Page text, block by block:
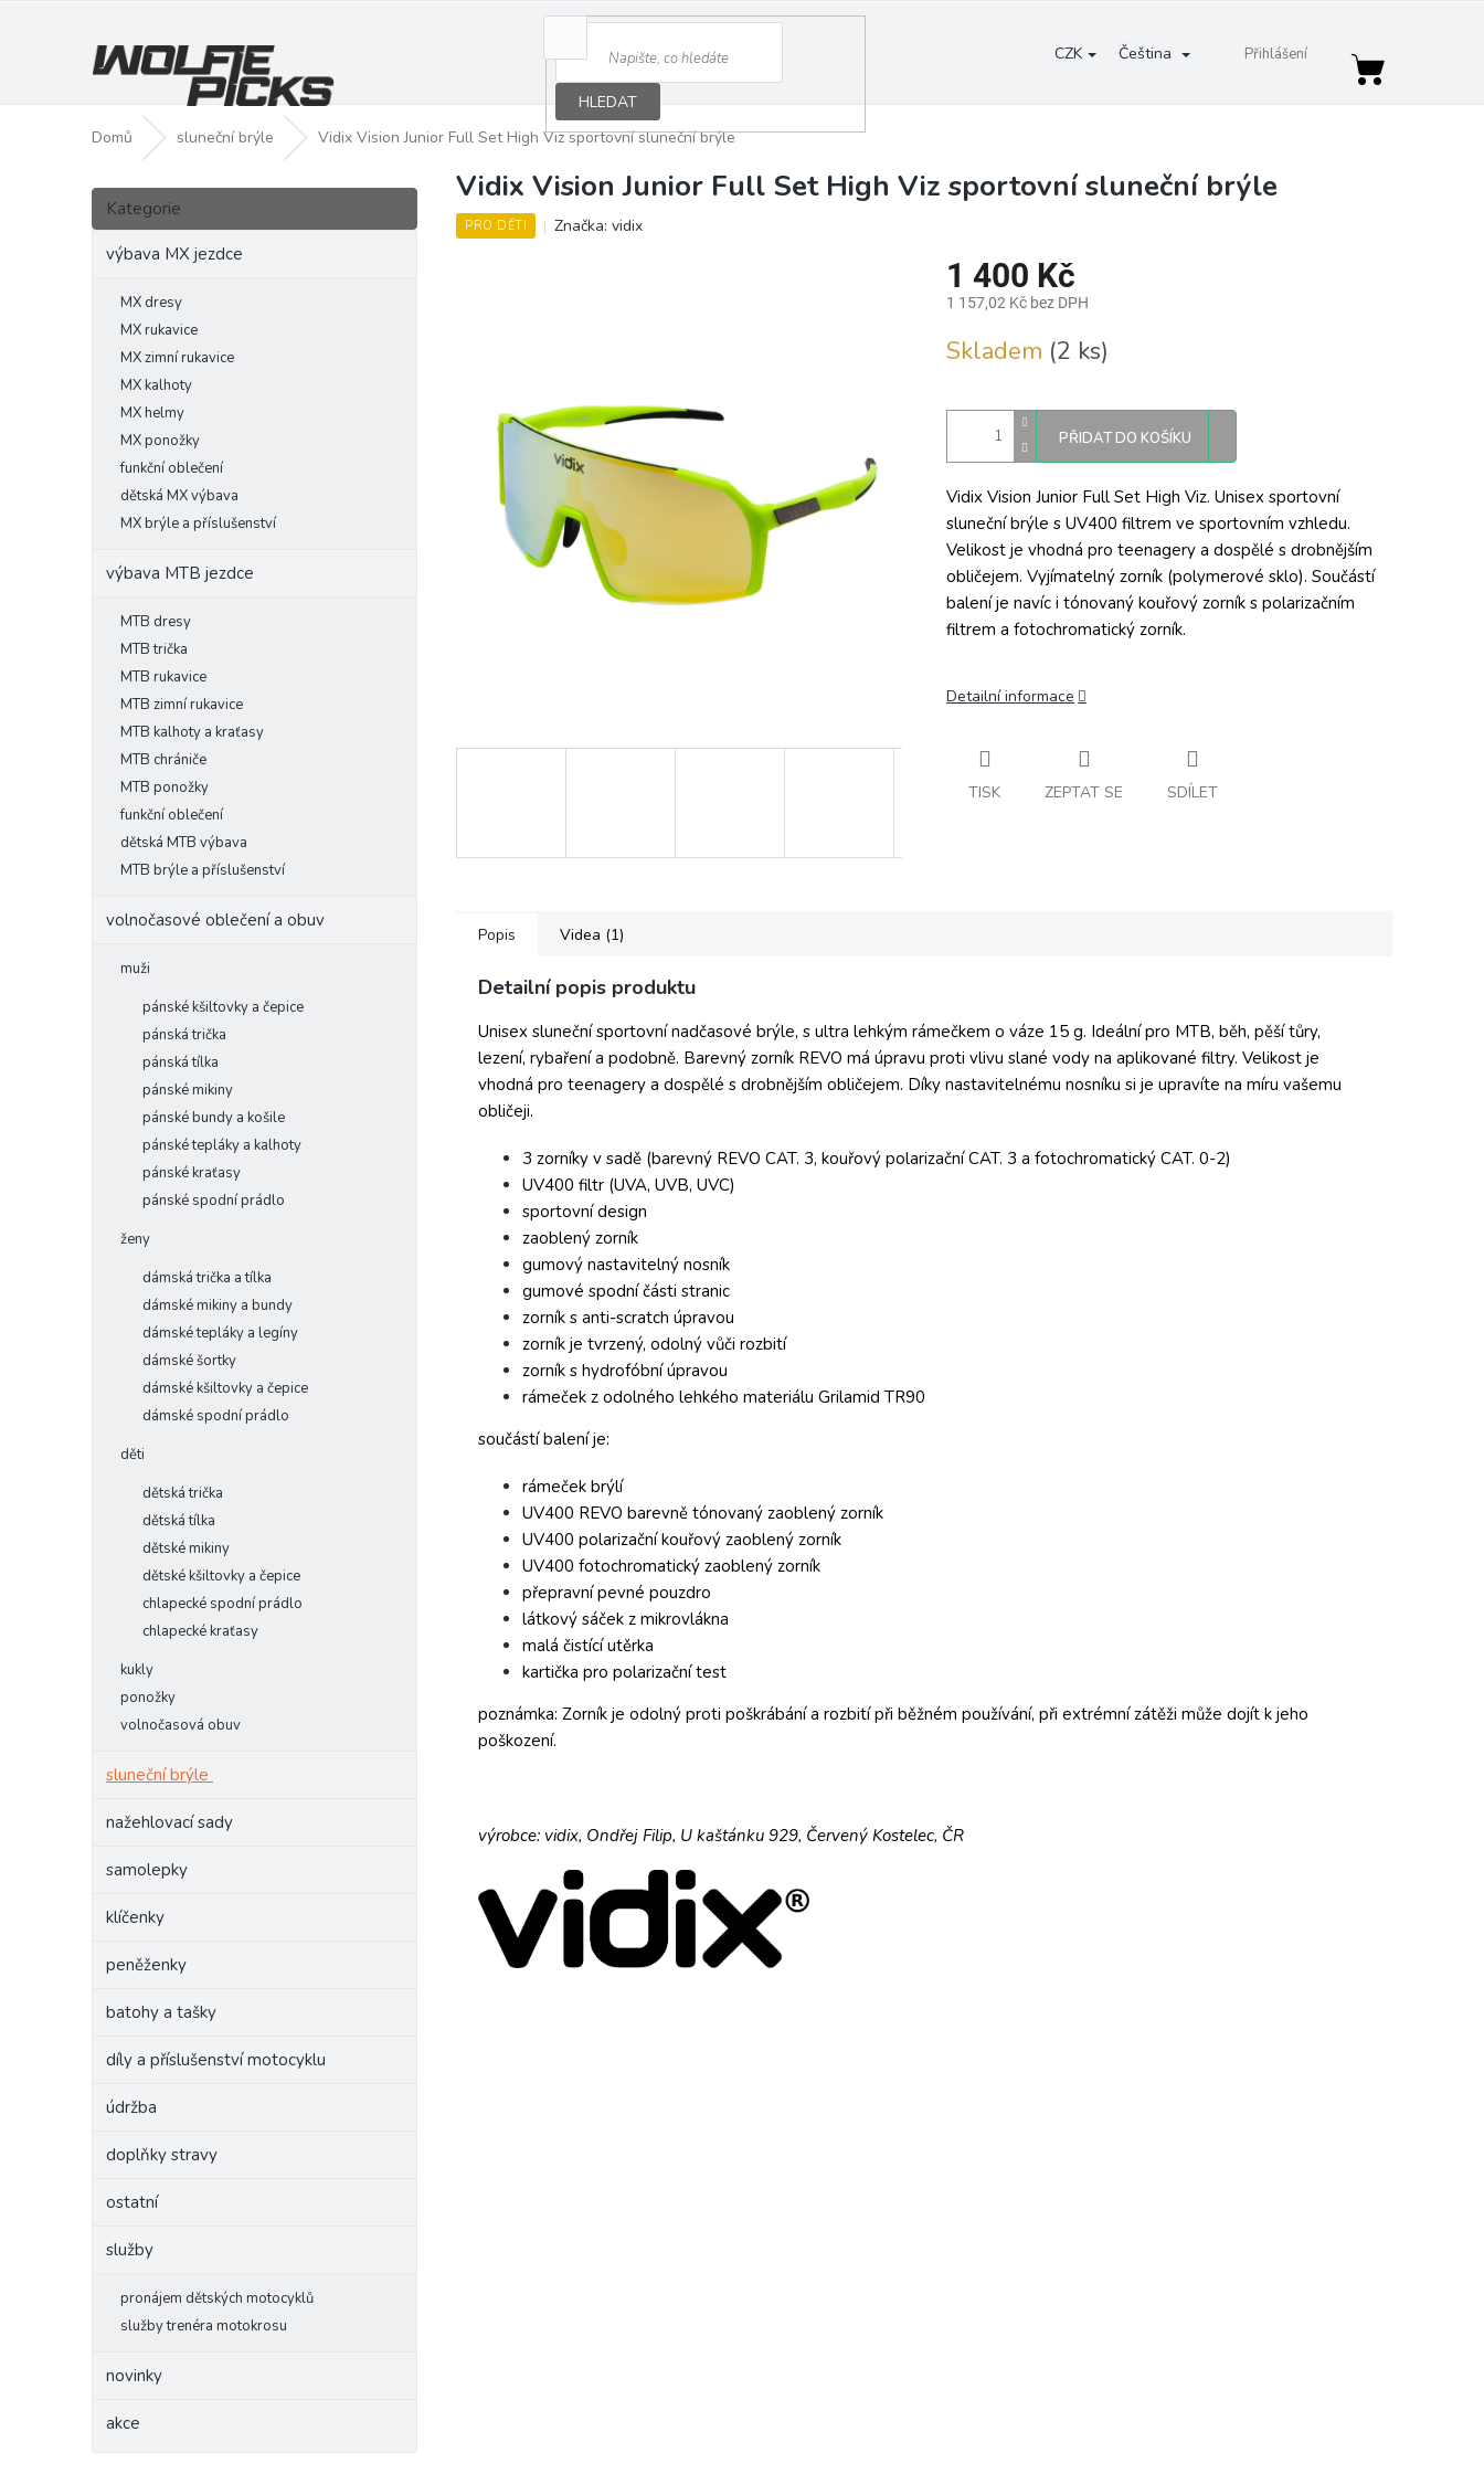
CZK Čeština Přihlášení
HLEDAT
Nákupní
Domů sluneční brýle Vidix Vision Junior Full Set High Viz sportovní sluneční brýle
P
s
Přeskočit
kategorie
Kategorie
výbava MX jezdce
MX dresy
MX rukavice
MX zimní rukavice
MX kalhoty
MX helmy
MX ponožky
funkční oblečení
dětská MX výbava
MX brýle a příslušenství
výbava MTB jezdce
MTB dresy
MTB trička
MTB rukavice
MTB zimní rukavice
MTB kalhoty a kraťasy
MTB chrániče
MTB ponožky
funkční oblečení
dětská MTB výbava
MTB brýle a příslušenství
volnočasové oblečení a obuv
muži
pánské kšiltovky a čepice
pánská trička
pánská tílka
pánské mikiny
pánské bundy a košile
pánské tepláky a kalhoty
pánské kraťasy
pánské spodní prádlo
ženy
dámská trička a tílka
dámské mikiny a bundy
dámské tepláky a legíny
dámské šortky
dámské kšiltovky a čepice
dámské spodní prádlo
děti
dětská trička
dětská tílka
dětské mikiny
dětské kšiltovky a čepice
chlapecké spodní prádlo
chlapecké kraťasy
kukly
ponožky
volnočasová obuv
sluneční brýle
nažehlovací sady
samolepky
klíčenky
peněženky
batohy a tašky
díly a příslušenství motocyklu
údržba
doplňky stravy
ostatní
služby
pronájem dětských motocyklů
služby trenéra motokrosu
novinky
akce
Vidix Vision Junior Full Set High Viz sportovní sluneční brýle
PRO DĚTI Značka: vidix
1 400 Kč
1 157,02 Kč bez DPH
cena:
Skladem (2 ks)
PŘIDAT DO KOŠÍKU
Vidix Vision Junior Full Set High Viz. Unisex sportovní
sluneční brýle s UV400 filtrem ve sportovním vzhledu.
Velikost je vhodná pro teenagery a dospělé s drobnějším
obličejem. Vyjímatelný zorník (polymerové sklo). Součástí
balení je navíc i tónovaný kouřový zorník s polarizačním
filtrem a fotochromatický zorník.
Detailní informace
TISK ZEPTAT SE SDÍLET
Popis Videa (1)
Detailní popis produktu
Unisex sluneční sportovní nadčasové brýle, s ultra lehkým rámečkem o váze 15 g. Ideální pro MTB, běh, pěší tůry,
lezení, rybaření a podobně. Barevný zorník REVO má úpravu proti vlivu slané vody na aplikované filtry. Velikost je
vhodná pro teenagery a dospělé s drobnějším obličejem. Díky nastavitelnému nosníku si je upravíte na míru vašemu
obličeji.
3 zorníky v sadě (barevný REVO CAT. 3, kouřový polarizační CAT. 3 a fotochromatický CAT. 0-2)
UV400 filtr (UVA, UVB, UVC)
sportovní design
zaoblený zorník
gumový nastavitelný nosník
gumové spodní části stranic
zorník s anti-scratch úpravou
zorník je tvrzený, odolný vůči rozbití
zorník s hydrofóbní úpravou
rámeček z odolného lehkého materiálu Grilamid TR90
součástí balení je:
rámeček brýlí
UV400 REVO barevně tónovaný zaoblený zorník
UV400 polarizační kouřový zaoblený zorník
UV400 fotochromatický zaoblený zorník
přepravní pevné pouzdro
látkový sáček z mikrovlákna
malá čistící utěrka
kartička pro polarizační test
poznámka: Zorník je odolný proti poškrábání a rozbití při běžném používání, při extrémní zátěži může dojít k jeho
poškození.
výrobce: vidix, Ondřej Filip, U kaštánku 929, Červený Kostelec, ČR